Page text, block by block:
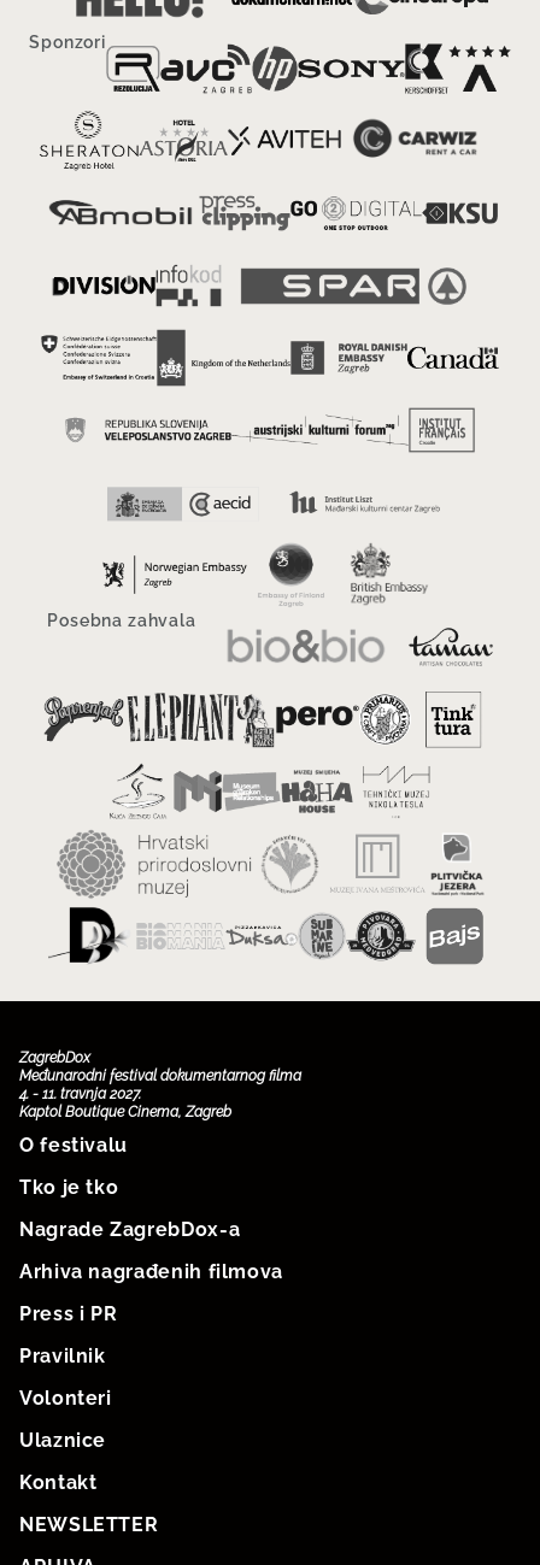
Sponzori
Posebna zahvala
ZagrebDox
Međunarodni festival dokumentarnog filma
4. - 11. travnja 2027.
Kaptol Boutique Cinema, Zagreb
O festivalu
Tko je tko
Nagrade ZagrebDox-a
Arhiva nagrađenih filmova
Press i PR
Pravilnik
Volonteri
Ulaznice
Kontakt
NEWSLETTER